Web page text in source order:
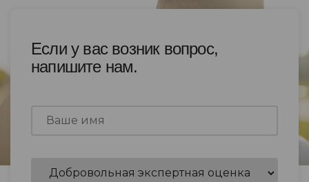
Если у вас возник вопрос,
напишите нам.